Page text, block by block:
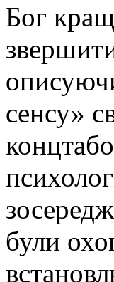
Бог
сенсу»
були